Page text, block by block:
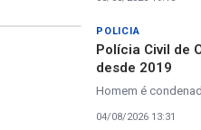
POLICIA
Polícia Civil de
desde 2019
Homem é
04/08/2026 13:31